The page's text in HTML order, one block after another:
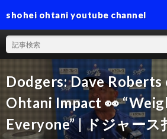
shohei ohtani youtube channel
Dodgers: Dave Roberts
Ohtani Impact 👀
Everyone” | ドジャース